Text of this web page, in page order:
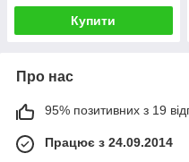
Купити
Про нас
95% позитивних з 19
Працює з 24.09.2014